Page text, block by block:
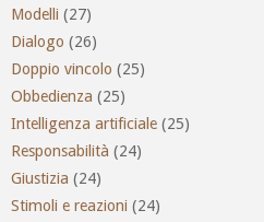
Modelli (27)
Dialogo (26)
Doppio vincolo (25)
Obbedienza (25)
Intelligenza artificiale (25)
Responsabilità (24)
Giustizia (24)
Stimoli e reazioni (24)